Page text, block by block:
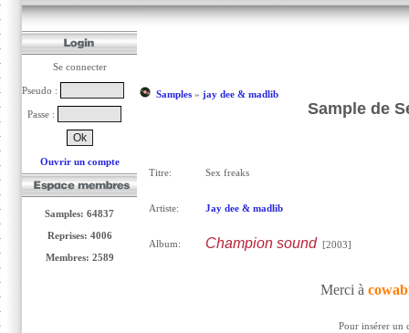
Se connecter
Pseudo :
Passe :
Ouvrir un compte
Samples: 64837
Reprises: 4006
Membres: 2589
Samples» jay dee & madlib
Sample de
Titre: Sex freaks
Artiste: Jay dee & madlib
Album: Champion sound[2003]
Merci à
Pour insérer un